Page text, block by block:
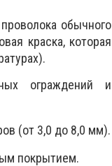
обычного
краска, которая
ограждений и
(от 3,0 до 8,0 мм).
покрытием.